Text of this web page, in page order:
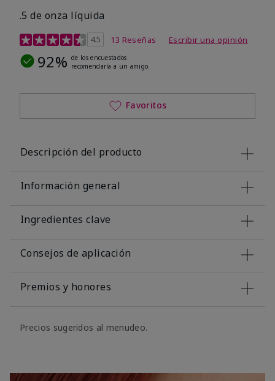
.5 de onza líquida
Calificación de clientes de 3,2 de 5
4.5 13 Reseñas Escribir una opinión
92% de los encuestados
recomendaría a un amigo.
Favoritos
Descripción del producto
Información general
Ingredientes clave
Consejos de aplicación
Premios y honores
Precios sugeridos al menudeo.